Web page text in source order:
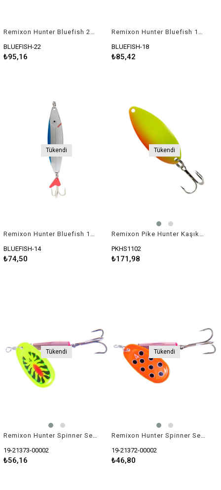
Remixon Hunter Bluefish 22gr Kamış
BLUEFISH-22
₺95,16
Remixon Hunter Bluefish 18gr Kaşık
BLUEFISH-18
₺85,42
Tükendi
BLUEFISH-14
₺74,50
Tükendi
PKHS1102
₺171,98
Tükendi
Remixon Hunter Spinner Serisi 7,5gr Kaşık Yem
19-21373-00002
₺56,16
Tükendi
Remixon Hunter Spinner Serisi 5gr Kaşık Yem
19-21372-00002
₺46,80